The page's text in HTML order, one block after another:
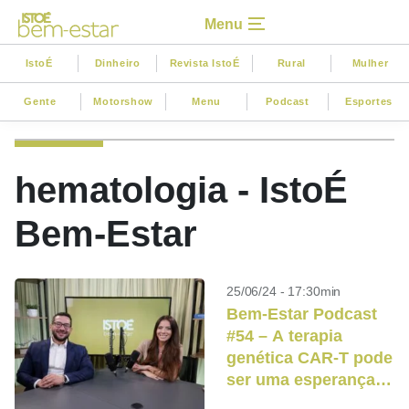
Menu
IstoÉ Dinheiro Revista IstoÉ Rural Mulher
Gente Motorshow Menu Podcast Esportes
hematologia - IstoÉ
Bem-Estar
25/06/24 - 17:30min
Bem-Estar Podcast
#54 – A terapia
genética CAR-T pode
ser uma esperança